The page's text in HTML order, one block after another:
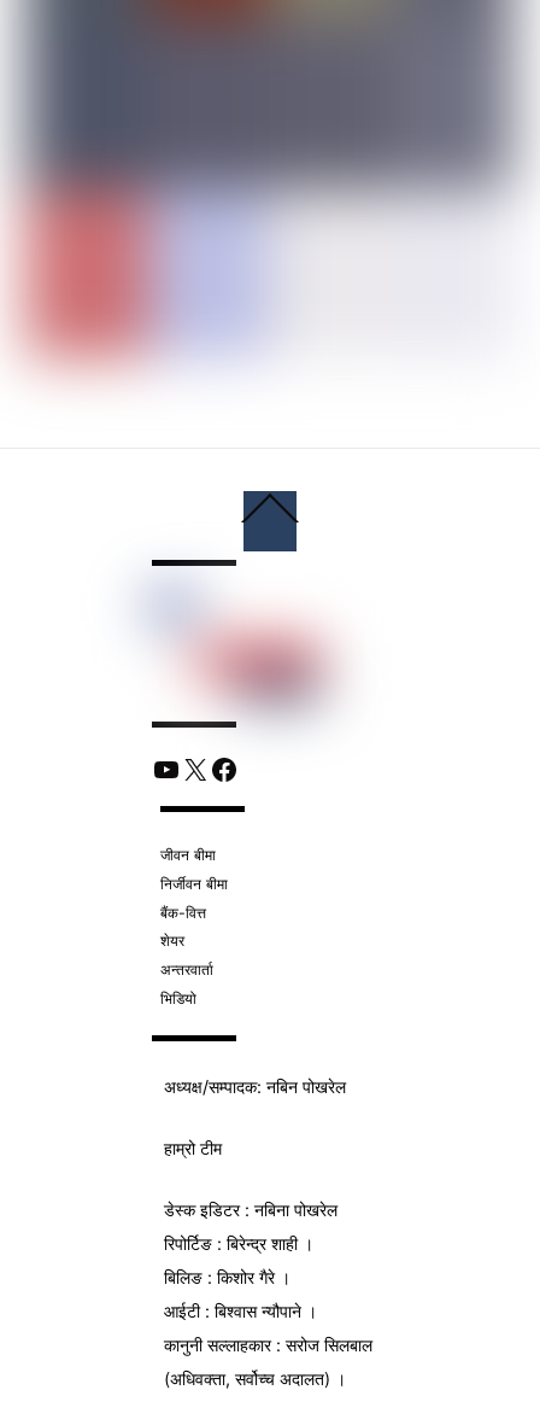
To
YouTube
X Facebook
जीवन बीमा
निर्जीवन बीमा
बैंक-वित्त
शेयर
अन्तरवार्ता
भिडियो
अध्यक्ष/सम्पादक: नबिन पोखरेल
हाम्रो टीम
डेस्क इडिटर : नबिना पोखरेल
रिपोर्टिङ : बिरेन्द्र शाही ।
बिलिङ : किशोर गैरे ।
आईटी : बिश्वास न्यौपाने ।
कानुनी सल्लाहकार : सरोज सिलबाल
(अधिवक्ता, सर्वोच्च अदालत) ।